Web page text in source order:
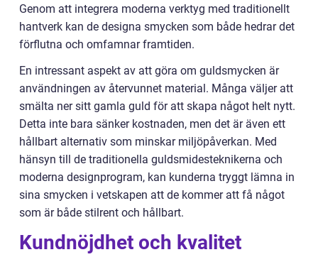
Genom att integrera moderna verktyg med traditionellt
hantverk kan de designa smycken som både hedrar det
förflutna och omfamnar framtiden.
En intressant aspekt av att göra om guldsmycken är
användningen av återvunnet material. Många väljer att
smälta ner sitt gamla guld för att skapa något helt nytt.
Detta inte bara sänker kostnaden, men det är även ett
hållbart alternativ som minskar miljöpåverkan. Med
hänsyn till de traditionella guldsmidesteknikerna och
moderna designprogram, kan kunderna tryggt lämna in
sina smycken i vetskapen att de kommer att få något
som är både stilrent och hållbart.
Kundnöjdhet och kvalitet